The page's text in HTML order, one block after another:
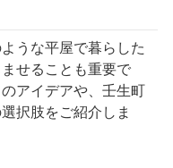
うな平屋で暮らした
せることも重要で
アイデアや、壬生町
択肢をご紹介しま